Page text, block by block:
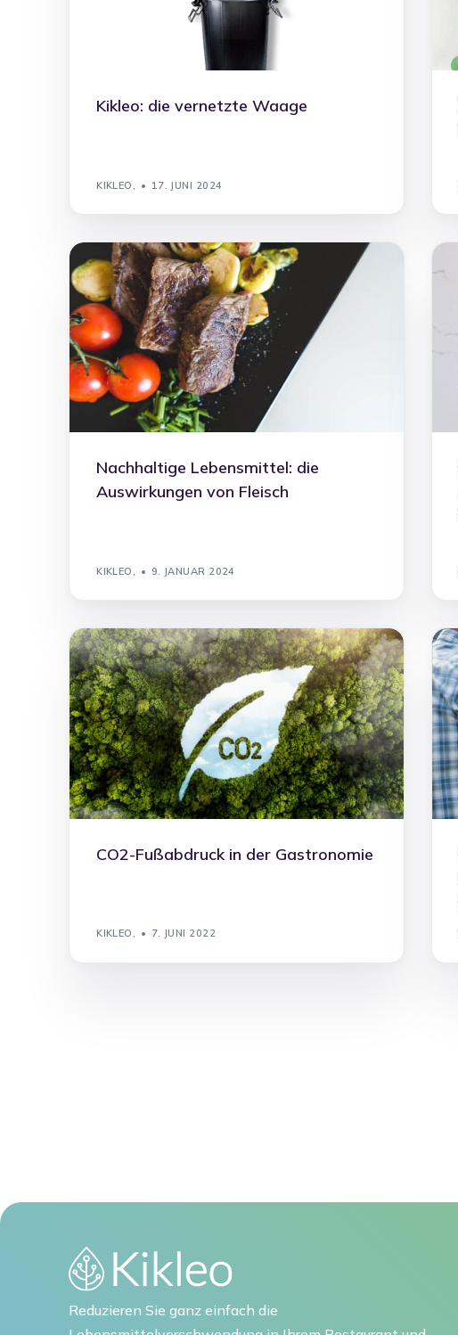
Kikleo: die vernetzte Waage
KIKLEO, 17. JUNI 2024
Nachhaltige Lebensmittel: die
Auswirkungen von Fleisch
KIKLEO, 9. JANUAR 2024
CO2-Fußabdruck in der Gastronomie
KIKLEO, 7. JUNI 2022
Reduzieren Sie ganz einfach die